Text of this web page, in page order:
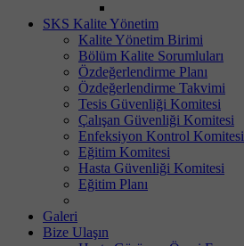
SKS Kalite Yönetim
Kalite Yönetim Birimi
Bölüm Kalite Sorumluları
Özdeğerlendirme Planı
Özdeğerlendirme Takvimi
Tesis Güvenliği Komitesi
Çalışan Güvenliği Komitesi
Enfeksiyon Kontrol Komitesi
Eğitim Komitesi
Hasta Güvenliği Komitesi
Eğitim Planı
Galeri
Bize Ulaşın